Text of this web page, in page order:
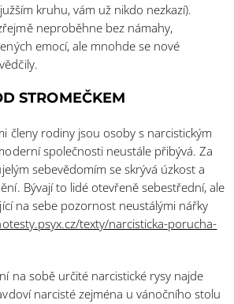
kruhu, vám už nikdo nezkazí).
neproběhne bez námahy,
emocí, ale mnohde se nové
STROMEČKEM
členy rodiny jsou osoby s narcistickým
společnosti neustále přibývá. Za
sebevědomím se skrývá úzkost a
Bývají to lidé otevřeně sebestřední, ale
na sebe pozornost neustálými nářky
texty/narcisticka-porucha-
na sobě určité narcistické rysy najde
narcisté zejména u vánočního stolu